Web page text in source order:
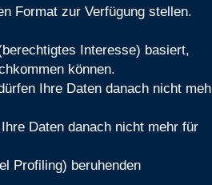
Format zur Verfügung stellen.
Interesse) basiert,
können.
Ihre Daten danach nicht
Daten danach nicht mehr für
Profiling) beruhenden